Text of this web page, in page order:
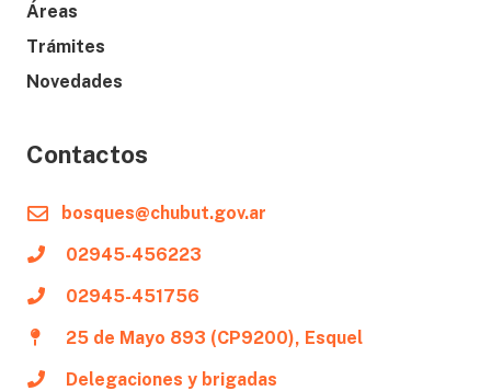
Áreas
Trámites
Novedades
Contactos
bosques@chubut.gov.ar
02945-456223
02945-451756
25 de Mayo 893 (CP9200), Esquel
Delegaciones y brigadas